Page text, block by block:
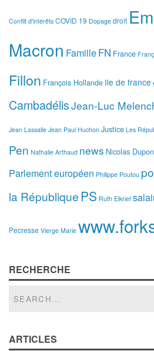
Conflit d'intérêts COVID 19 Dopage droit
Macron FamilleFN France
Fillon François Hollande Ile de france
CambadélisJean-Luc
Jean Lassalle Jean Paul Huchon Justice Les
Pen Nathalie Arthaud news Nicolas
Parlement européen Philippe Poutou
la République PS Ruth Elkrief
Pecresse Vierge Marie
RECHERCHE
ARTICLES